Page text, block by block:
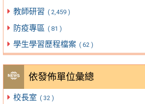
教師研習 ( 2,459 )
防疫專區 ( 81 )
學生學習歷程檔案 ( 62 )
依發佈單位彙總
校長室 ( 32 )